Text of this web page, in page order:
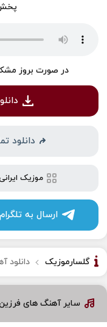
در صورت بروز
دانلود
موزیک
ارسال به تلگرام
گلسارموزیک دانلود
سایر آهنگ های